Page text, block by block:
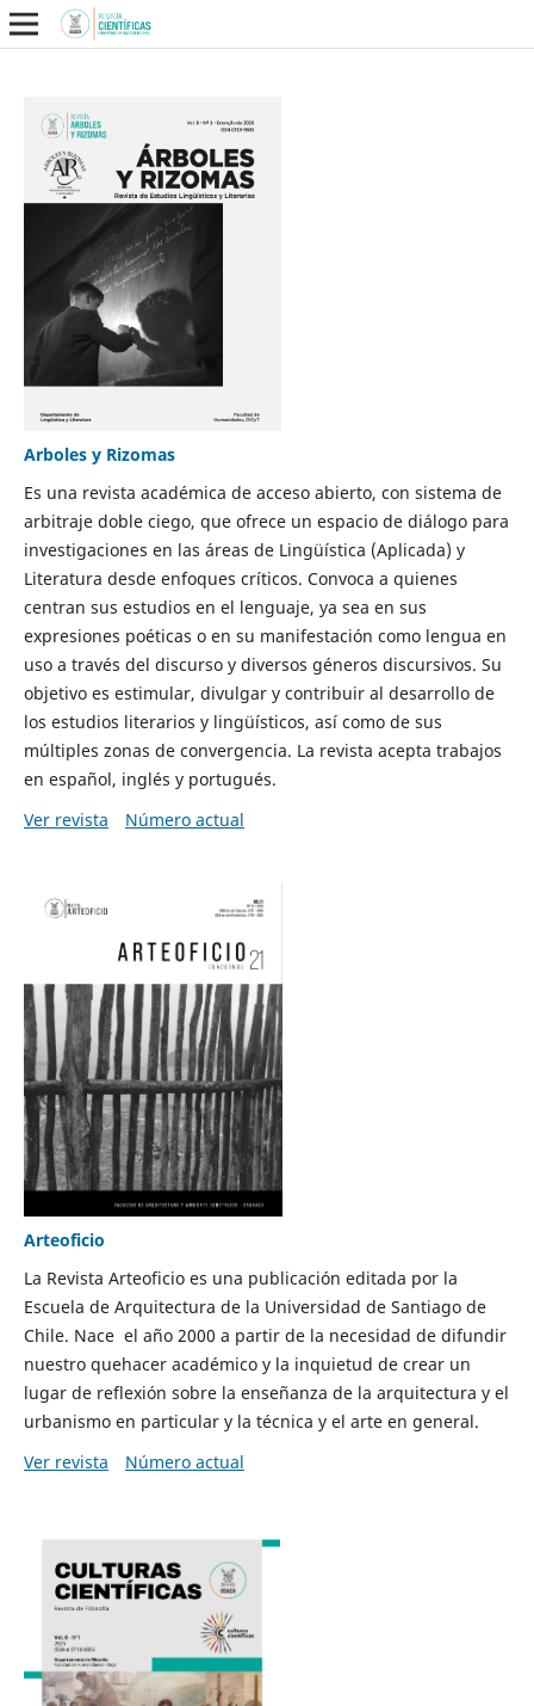
Arboles y Rizomas
Es una revista académica de acceso abierto, con sistema de
arbitraje doble ciego, que ofrece un espacio de diálogo para
investigaciones en las áreas de Lingüística (Aplicada) y
Literatura desde enfoques críticos. Convoca a quienes
centran sus estudios en el lenguaje, ya sea en sus
expresiones poéticas o en su manifestación como lengua en
uso a través del discurso y diversos géneros discursivos. Su
objetivo es estimular, divulgar y contribuir al desarrollo de
los estudios literarios y lingüísticos, así como de sus
múltiples zonas de convergencia. La revista acepta trabajos
en español, inglés y portugués.
Ver revista
Número actual
Arteoficio
La Revista Arteoficio es una publicación editada por la
Escuela de Arquitectura de la Universidad de Santiago de
Chile. Nace el año 2000 a partir de la necesidad de difundir
nuestro quehacer académico y la inquietud de crear un
lugar de reflexión sobre la enseñanza de la arquitectura y el
urbanismo en particular y la técnica y el arte en general.
Ver revista
Número actual